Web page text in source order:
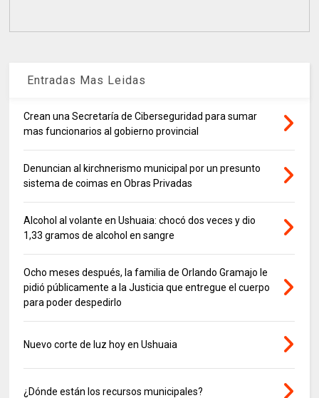
Entradas Mas Leidas
Crean una Secretaría de Ciberseguridad para sumar
mas funcionarios al gobierno provincial
Denuncian al kirchnerismo municipal por un presunto
sistema de coimas en Obras Privadas
Alcohol al volante en Ushuaia: chocó dos veces y dio
1,33 gramos de alcohol en sangre
Ocho meses después, la familia de Orlando Gramajo le
pidió públicamente a la Justicia que entregue el cuerpo
para poder despedirlo
Nuevo corte de luz hoy en Ushuaia
¿Dónde están los recursos municipales?